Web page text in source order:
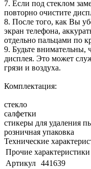
7. Если под стеклом
повторно очистите
8. После того, как Вы
экран телефона,
отдельно пальцами по
9. Будьте внимательны,
дисплея. Это может
грязи и воздуха.
Комплектация:
стекло
салфетки
стикеры для удаления
розничная упаковка
Технические
Прочие характеристики
Артикул 441639